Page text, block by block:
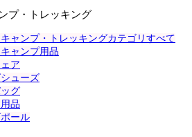
プ・トレッキング
ャンプ・トレッキングカテゴリすべて
ャンプ用品
ア
シューズ
グ
品
ポール